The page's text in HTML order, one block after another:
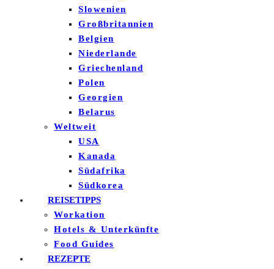
Slowenien
Großbritannien
Belgien
Niederlande
Griechenland
Polen
Georgien
Belarus
Weltweit
USA
Kanada
Südafrika
Südkorea
REISETIPPS
Workation
Hotels & Unterkünfte
Food Guides
REZEPTE